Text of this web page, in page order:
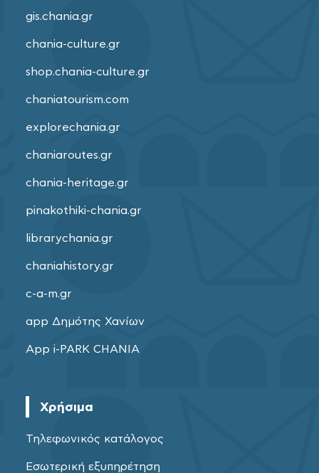
gis.chania.gr
chania-culture.gr
shop.chania-culture.gr
chaniatourism.com
explorechania.gr
chaniaroutes.gr
chania-heritage.gr
pinakothiki-chania.gr
librarychania.gr
chaniahistory.gr
c-a-m.gr
app Δημότης Χανίων
App i-PARK CHANIA
Χρήσιμα
Τηλεφωνικός κατάλογος
Εσωτερική εξυπηρέτηση